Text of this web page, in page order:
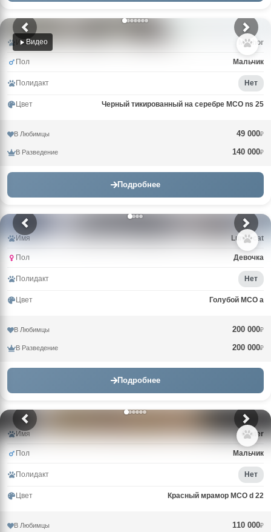
Видео
Имя Mazhor
Пол Мальчик
Полидакт Нет
Цвет Черный тикированный на серебре MCO ns 25
В Любимцы 49 000₽
В Разведение 140 000₽
Подробнее
Имя Lunar cat
Пол Девочка
Полидакт Нет
Цвет Голубой MCO a
В Любимцы 200 000₽
В Разведение 200 000₽
Подробнее
Имя Crater
Пол Мальчик
Полидакт Нет
Цвет Красный мрамор MCO d 22
В Любимцы 110 000₽